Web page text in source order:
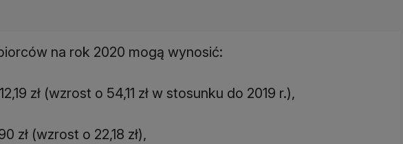
na rok 2020 mogą wynosić:
zł (wzrost o 54,11 zł w stosunku do 2019 r.),
zł (wzrost o 22,18 zł),